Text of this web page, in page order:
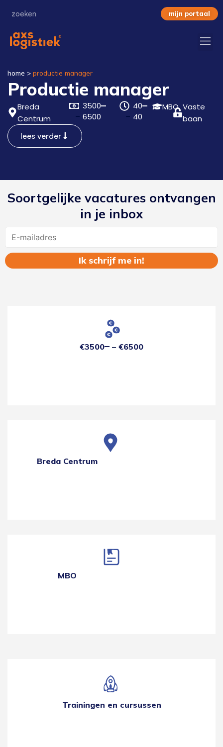
mijn portaal
home > productie manager
Productie manager
Breda
Centrum
3500
6500
40
40
MBO Vaste
baan
lees verder
Soortgelijke vacatures ontvangen
in je inbox
€3500 €6500
Breda Centrum
MBO
Trainingen en cursussen